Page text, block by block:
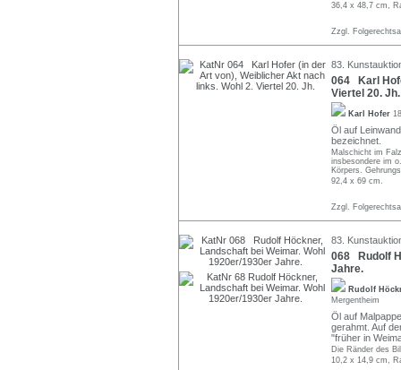
36,4 x 48,7 cm,
Zzgl.
83.
064 Karl
Viertel 20. Jh.
Karl Hofer
Öl auf
bezeichnet.
Malschicht im
insbesondere im
Körpers.
92,4 x 69 cm.
Zzgl.
83.
068 Rudolf
Jahre.
Rudolf
Mergentheim
Öl auf
gerahmt. Auf
"früher in
Die Ränder des
10,2 x 14,9 cm,